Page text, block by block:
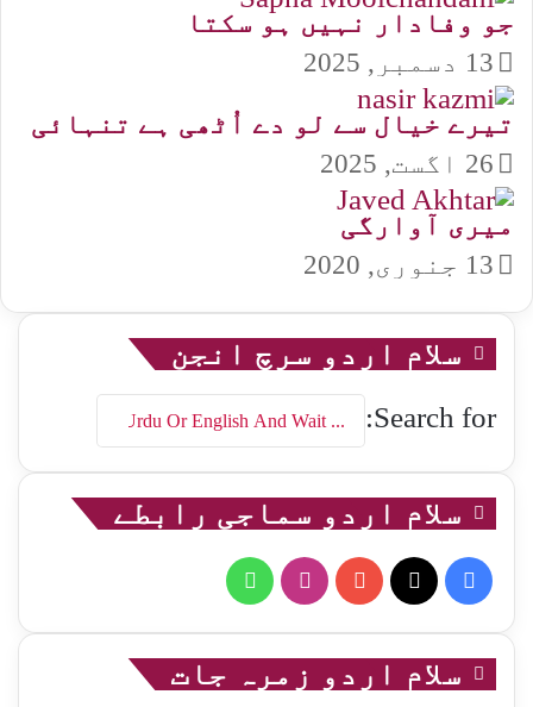
جو وفادار نہیں ہو سکتا
13 دسمبر, 2025
تیرے خیال سے لو دے اُٹھی ہے تنہائی
26 اگست, 2025
میری آوارگی
13 جنوری, 2020
سلام اردو سرچ انجن
Search for:
سلام اردو سماجی رابطے
Facebook
YouTube
Instagram
WhatsApp
سلام اردو زمرہ جات